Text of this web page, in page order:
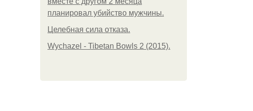
планировал убийство мужчины.
Целебная сила отказа.
Wychazel - Tibetan Bowls 2 (2015).